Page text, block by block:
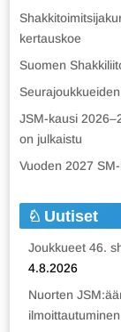
kertauskoe
Suomen
JSM-kausi
on julkaistu
Vuoden 2027
Uutiset
Joukkueet 46.
4.8.2026
Nuorten